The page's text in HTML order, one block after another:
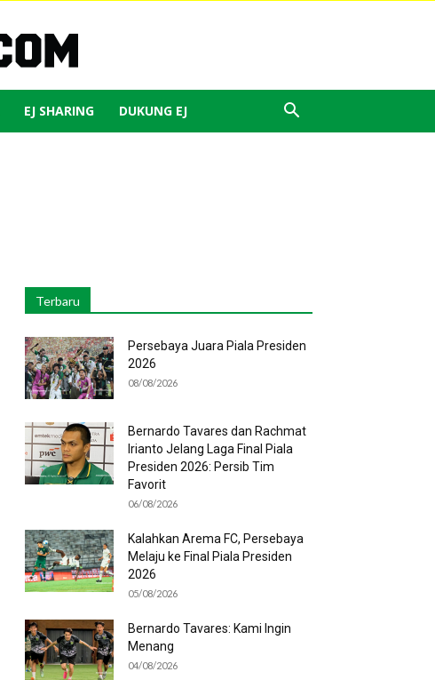
EJ SHARING DUKUNG EJ
Terbaru
Persebaya Juara Piala Presiden
2026
08/08/2026
Bernardo Tavares dan Rachmat
Irianto Jelang Laga Final Piala
Presiden 2026: Persib Tim
Favorit
06/08/2026
Kalahkan Arema FC, Persebaya
Melaju ke Final Piala Presiden
2026
05/08/2026
Bernardo Tavares: Kami Ingin
Menang
04/08/2026